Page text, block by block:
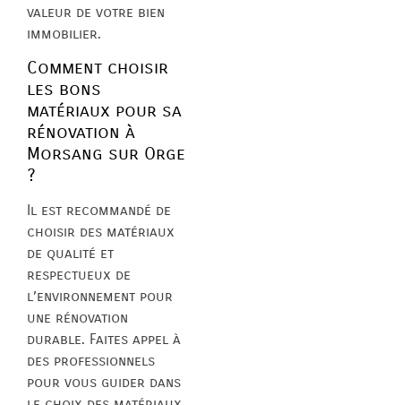
valeur de votre bien
immobilier.
Comment choisir
les bons
matériaux pour sa
rénovation à
Morsang sur Orge
?
Il est recommandé de
choisir des matériaux
de qualité et
respectueux de
l’environnement pour
une rénovation
durable. Faites appel à
des professionnels
pour vous guider dans